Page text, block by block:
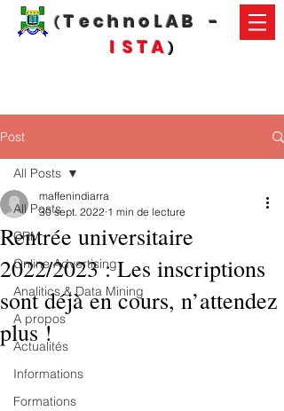
( T e c h n o L A B -
I S T A )
Post
All Posts
CRM
Online Advertising
Analitics & Data Mining
A propos
Actualités
Informations
Formations
All Posts
Rentrée universitaire
2022/2023 : Les inscriptions
sont déjà en cours, n’attendez
plus !
maffenindiarra
30 sept. 2022 1 min de lecture